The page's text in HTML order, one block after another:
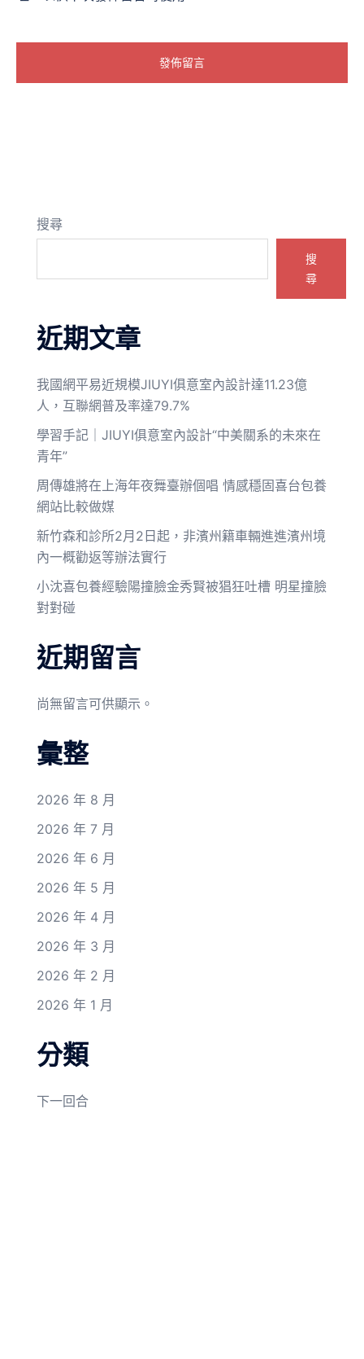
搜尋
搜
尋
近期文章
我國網平易近規模JIUYI俱意室內設計達11.23億
人，互聯網普及率達79.7%
學習手記｜JIUYI俱意室內設計“中美關系的未來在
青年”
周傳雄將在上海年夜舞臺辦個唱 情感穩固喜台包養
網站比較做媒
新竹森和診所2月2日起，非濱州籍車輛進進濱州境
內一概勸返等辦法實行
小沈喜包養經驗陽撞臉金秀賢被猖狂吐槽 明星撞臉
對對碰
近期留言
尚無留言可供顯示。
彙整
2026 年 8 月
2026 年 7 月
2026 年 6 月
2026 年 5 月
2026 年 4 月
2026 年 3 月
2026 年 2 月
2026 年 1 月
分類
下一回合